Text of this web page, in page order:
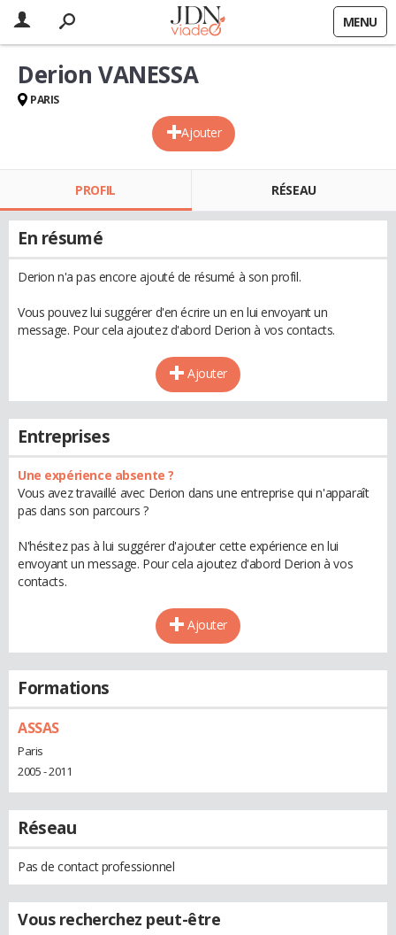
MENU
Ajouter
Derion VANESSA
PARIS
PROFIL RÉSEAU
En résumé
Derion n'a pas encore ajouté de résumé à son profil.
Vous pouvez lui suggérer d'en écrire un en lui envoyant un
message. Pour cela ajoutez d'abord Derion à vos contacts.
Ajouter
Entreprises
Une expérience absente ?
Vous avez travaillé avec Derion dans une entreprise qui n'apparaît
pas dans son parcours ?
N'hésitez pas à lui suggérer d'ajouter cette expérience en lui
envoyant un message. Pour cela ajoutez d'abord Derion à vos
contacts.
Ajouter
Formations
ASSAS
Paris
2005 - 2011
Réseau
Pas de contact professionnel
Vous recherchez peut-être